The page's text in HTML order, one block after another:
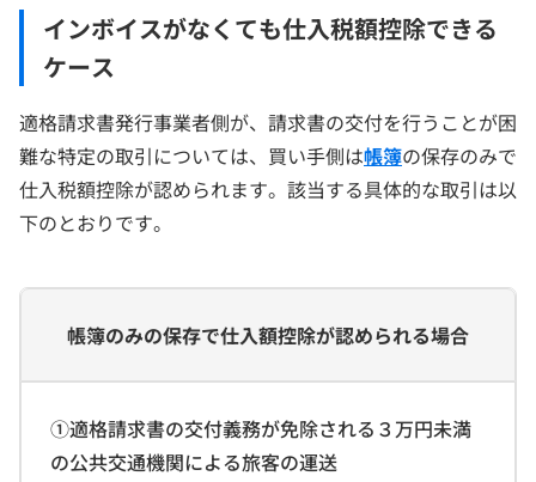
インボイスがなくても仕入税額控除できる
ケース
適格請求書発行事業者側が、請求書の交付を行うことが困
難な特定の取引については、買い手側は帳簿の保存のみで
仕入税額控除が認められます。該当する具体的な取引は以
下のとおりです。
帳簿のみの保存で仕入額控除が認められる場合
①適格請求書の交付義務が免除される３万円未満
の公共交通機関による旅客の運送